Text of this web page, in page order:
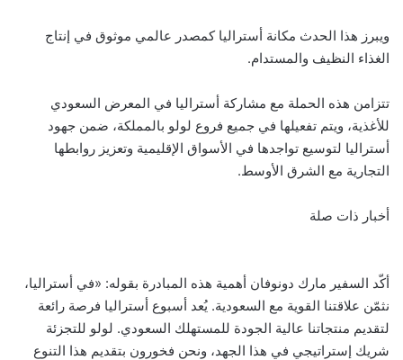
ويبرز هذا الحدث مكانة أستراليا كمصدر عالمي موثوق في إنتاج
الغذاء النظيف والمستدام.
تتزامن هذه الحملة مع مشاركة أستراليا في المعرض السعودي
للأغذية، ويتم تفعيلها في جميع فروع لولو بالمملكة، ضمن جهود
أستراليا لتوسيع تواجدها في الأسواق الإقليمية وتعزيز روابطها
التجارية مع الشرق الأوسط.
أخبار ذات صلة
أكّد السفير مارك دونوفان أهمية هذه المبادرة بقوله: «في أستراليا،
نثمّن علاقتنا القوية مع السعودية. يُعد أسبوع أستراليا فرصة رائعة
لتقديم منتجاتنا عالية الجودة للمستهلك السعودي. لولو للتجزئة
شريك إستراتيجي في هذا الجهد، ونحن فخورون بتقديم هذا التنوع